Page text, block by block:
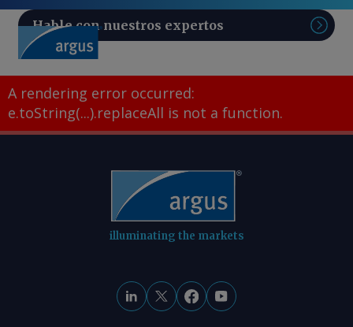
Hable con nuestros expertos
A rendering error occurred:
e.toString(...).replaceAll is not a function.
illuminating the markets